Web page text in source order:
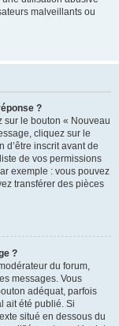
malveillants ou
?
sur le bouton « Nouveau
cliquez sur le
d’être inscrit avant de
de vos permissions
exemple : vous pouvez
transférer des pièces
?
du forum,
messages. Vous
adéquat, parfois
ait été publié. Si
situé en dessous du